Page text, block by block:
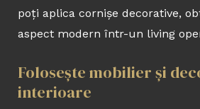
poți aplica cornișe decorative,
aspect modern într-un living
Folosește mobilier și
interioare